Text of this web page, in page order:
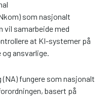
som nasjonalt
vil samarbeide med
at KI-systemer på
ansvarlige.
fungere som nasjonalt
basert på